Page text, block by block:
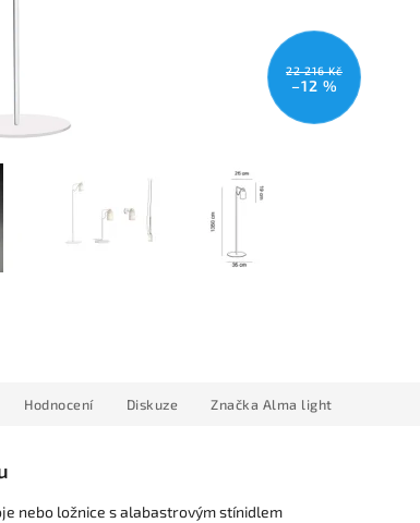
22 216 Kč
–12 %
Hodnocení Diskuze Značka Alma light
nebo ložnice s alabastrovým stínidlem